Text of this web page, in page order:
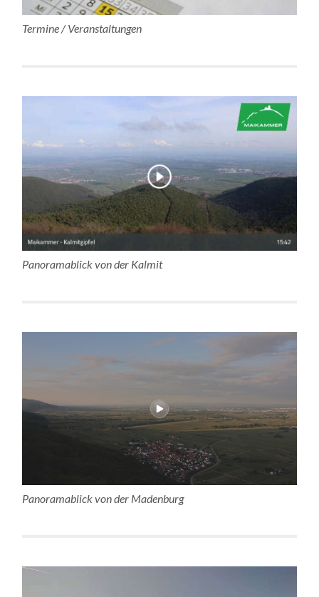
Termine / Veranstaltungen
Panoramablick von der Kalmit
Panoramablick von der Madenburg